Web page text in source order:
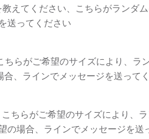
えてください、こちらがランダ
送ってください
らがご希望のサイズにより、ラ
、ラインでメッセージを送って
ちらがご希望のサイズにより、
の場合、ラインでメッセージを送